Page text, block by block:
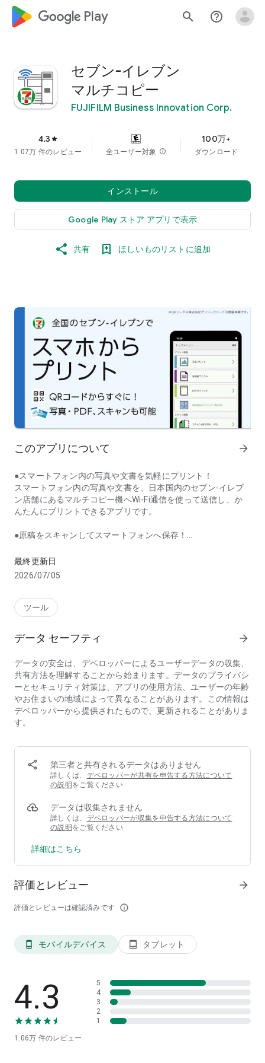
google_logo Play search help_outline
セブン-イレブン
マルチコピー
FUJIFILM Business Innovation Corp.
4.3 star
1.07万 件のレビュー 全ユーザー対象 info
100万+
ダウンロード
インストール
Google Play ストア アプリで表示
共有 ほしいものリストに追加
このアプリについて arrow_forward
●スマートフォン内の写真や文書を気軽にプリント！
スマートフォン内の写真や文書を、日本国内のセブン-イレブ
ン店舗にあるマルチコピー機へWi-Fi通信を使って送信し、か
んたんにプリントできるアプリです。
●原稿をスキャンしてスマートフォンへ保存！
をスマートフォンへ保存することもできます。
て備え付けの専用用紙にプリントできます。
(郵便はがきの持ち込みも可能)
3) パスワード入力不要の簡単操作で、なおかつセキュリティ
●スキャンの概要
1) 白黒６００dpi、フルカラー４００dpiの高画質スキャン対
応。
2) Wi-Fi通信を使ってダイレクトに保存できます。
- 日本国内のセブン-イレブン店舗にあるマルチコピー機でのみ
利用できます。
- 本アプリは、日本語/英語に対応しています。
- OSは、Android 10.0～16.0に対応（動作確認）しています。
に、料金をお支払いいただきます。
●各サービスの仕様
- プリントできるファイル形式
・写真プリント：JPEG、TIFF、BMP、PNG
・普通紙プリント：PDF、XPS、XDW、JPEG、TIFF、
BMP、PNG
・はがきプリント：PDF、XPS、XDW、JPEG、TIFF、
BMP、PNG
- スキャンデータのファイル保存形式
- 送受信ファイルの上限
・写真/普通紙/はがきプリント：30MB/ファイル
・スキャン：800MB/ファイル
・スキャン：20件
最終更新日
2026/07/05
ツール
データ セーフティ arrow_forward
データの安全は、デベロッパーによるユーザーデータの収集、
共有方法を理解することから始まります。データのプライバシ
ーとセキュリティ対策は、アプリの使用方法、ユーザーの年齢
やお住まいの地域によって異なることがあります。この情報は
デベロッパーから提供されたもので、更新されることがありま
す。
第三者と共有されるデータはありません
詳しくは、 デベロッパーが共有を申告する方法について
の説明 をご覧ください
データは収集されません
詳しくは、 デベロッパーが収集を申告する方法について
の説明 をご覧ください
詳細はこちら
評価とレビュー
評価とレビューは確認済みです info_outline
arrow_forward
phone_android モバイルデバイス tablet_android タブレット
4.3
1.06万 件のレビュー
5
4
3
2
1